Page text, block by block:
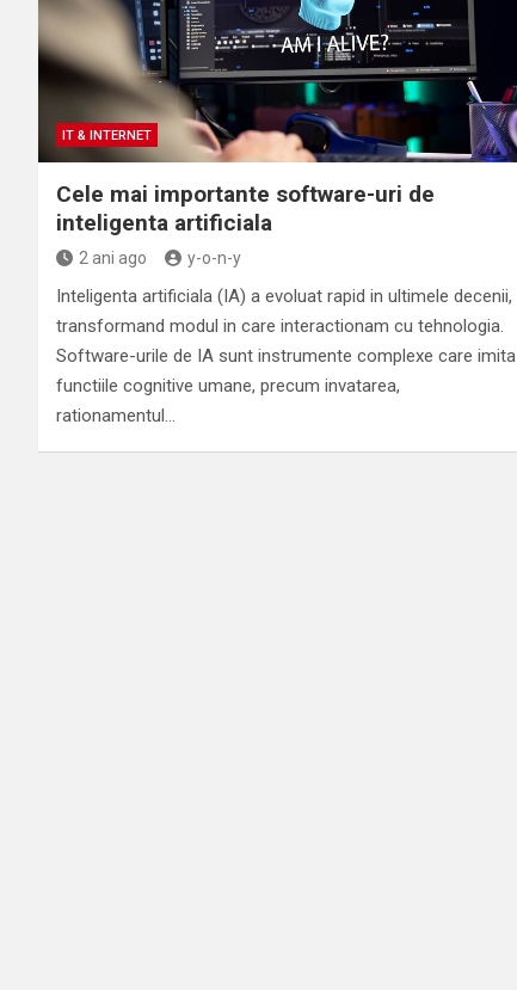
IT & INTERNET
Cele mai importante software-uri de
inteligenta artificiala
2 ani ago y-o-n-y
Inteligenta artificiala (IA) a evoluat rapid in ultimele decenii,
transformand modul in care interactionam cu tehnologia.
Software-urile de IA sunt instrumente complexe care imita
functiile cognitive umane, precum invatarea,
rationamentul…